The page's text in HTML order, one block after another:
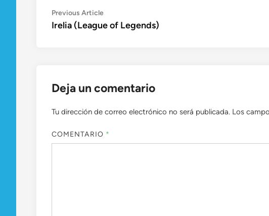
Navegación
de
Previous ArticlePrevious
article:
Irelia (League of Legends)
Deja un comentario
Tu dirección de correo electrónico no será publicada. Los
COMENTARIO *